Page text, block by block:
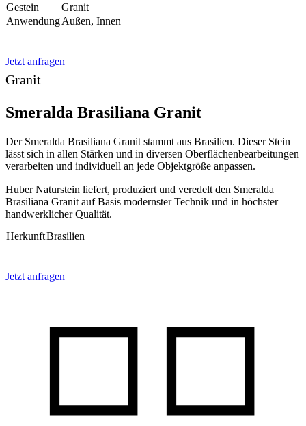
Gestein
Granit
AnwendungAußen, Innen
Jetzt anfragen
Granit
Smeralda Brasiliana Granit
Der Smeralda Brasiliana Granit stammt aus Brasilien. Dieser Stein
lässt sich in allen Stärken und in diversen Oberflächenbearbeitungen
verarbeiten und individuell an jede Objektgröße anpassen.
Huber Naturstein liefert, produziert und veredelt den Smeralda
Brasiliana Granit auf Basis modernster Technik und in höchster
handwerklicher Qualität.
HerkunftBrasilien
Jetzt anfragen